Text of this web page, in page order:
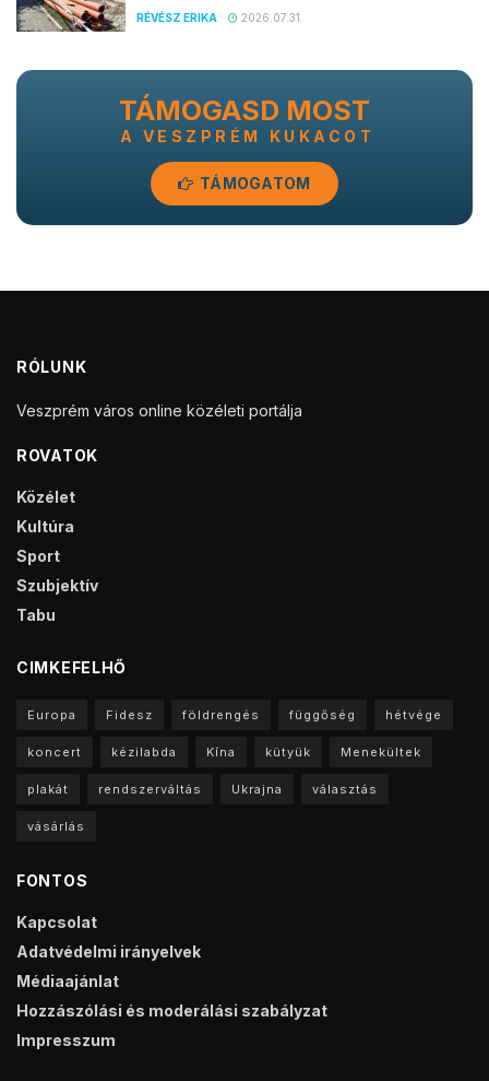
RÉVÉSZ ERIKA 2026.07.31.
TÁMOGASD MOST
A VESZPRÉM KUKACOT
TÁMOGATOM
RÓLUNK
Veszprém város online közéleti portálja
ROVATOK
Közélet
Kultúra
Sport
Szubjektív
Tabu
CIMKEFELHŐ
Europa Fidesz földrengés függőség hétvége
koncert kézilabda Kína kütyük Menekültek
plakát rendszerváltás Ukrajna választás
vásárlás
FONTOS
Kapcsolat
Adatvédelmi irányelvek
Médiaajánlat
Hozzászólási és moderálási szabályzat
Impresszum